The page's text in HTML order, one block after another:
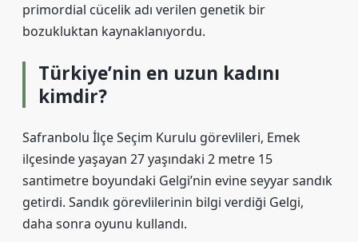
primordial cücelik adı verilen genetik bir
bozukluktan kaynaklanıyordu.
Türkiye’nin en uzun kadını
kimdir?
Safranbolu İlçe Seçim Kurulu görevlileri, Emek
ilçesinde yaşayan 27 yaşındaki 2 metre 15
santimetre boyundaki Gelgi’nin evine seyyar sandık
getirdi. Sandık görevlilerinin bilgi verdiği Gelgi,
daha sonra oyunu kullandı.